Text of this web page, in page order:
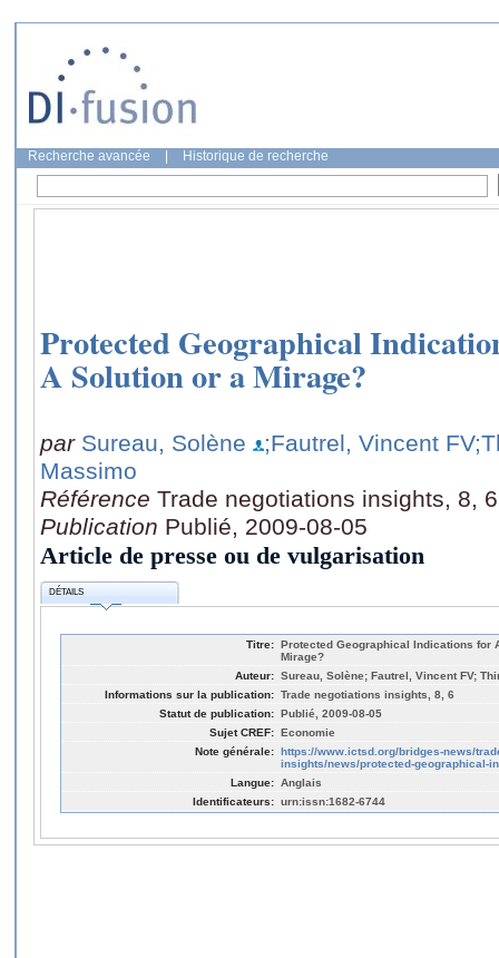
Recherche avancée Historique de recherche
Protected Geographical
A Solution or a Mirage?
par Sureau, Solène ;Fautrel, Vincent FV
Massimo
Référence Trade negotiations insights, 8, 6
Publication Publié, 2009-08-05
Article de presse ou de vulgarisation
DÉTAILS
Titre: Protected Geographical Indications for
Mirage?
Auteur: Sureau, Solène; Fautrel, Vincent FV;
Informations sur la publication: Trade negotiations insights, 8, 6
Statut de publication: Publié, 2009-08-05
Sujet CREF: Economie
Note générale: https://www.ictsd.org/bridges-news/
insights/news/protected-geographical-
Langue: Anglais
Identificateurs: urn:issn:1682-6744